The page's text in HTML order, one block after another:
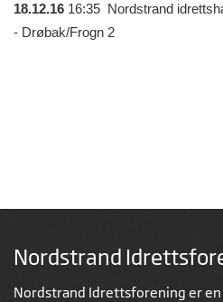
18.12.16 16:35 Nordstrand
- Drøbak/Frogn 2
Nordstrand
Nordstrand Idrettsforening er